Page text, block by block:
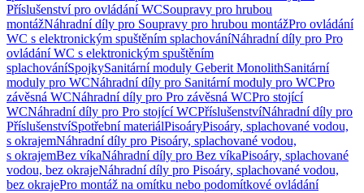
Příslušenství pro ovládání WCSoupravy pro hrubou
montážNáhradní díly pro Soupravy pro hrubou montážPro ovládání
WC s elektronickým spuštěním splachováníNáhradní díly pro Pro
ovládání WC s elektronickým spuštěním
splachováníSpojkySanitární moduly Geberit MonolithSanitární
moduly pro WCNáhradní díly pro Sanitární moduly pro WCPro
závěsná WCNáhradní díly pro Pro závěsná WCPro stojící
WCNáhradní díly pro Pro stojící WCPříslušenstvíNáhradní díly pro
PříslušenstvíSpotřební materiálPisoáryPisoáry, splachované vodou,
s okrajemNáhradní díly pro Pisoáry, splachované vodou,
s okrajemBez víkaNáhradní díly pro Bez víkaPisoáry, splachované
vodou, bez okrajeNáhradní díly pro Pisoáry, splachované vodou,
bez okrajePro montáž na omítku nebo podomítkové ovládání